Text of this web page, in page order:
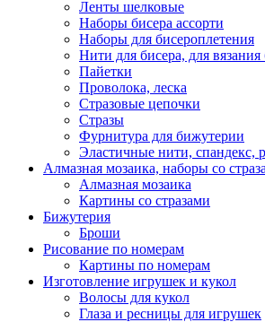
Ленты шелковые
Наборы бисера ассорти
Наборы для бисероплетения
Нити для бисера, для
Пайетки
Проволока, леска
Стразовые цепочки
Стразы
Фурнитура для бижутерии
Эластичные нити, спандекс,
Алмазная мозаика, наборы со
Алмазная мозаика
Картины co стразами
Бижутерия
Броши
Рисование по номерам
Картины по номерам
Изготовление игрушек и кукол
Волосы для кукол
Глаза и ресницы для игрушек